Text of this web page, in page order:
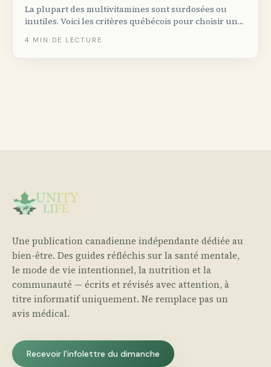
La plupart des multivitamines sont surdosées ou
inutiles. Voici les critères québécois pour choisir une
4 MIN DE LECTURE
Une publication canadienne indépendante dédiée au
bien-être. Des guides réfléchis sur la santé mentale,
le mode de vie intentionnel, la nutrition et la
communauté — écrits et révisés avec attention, à
titre informatif uniquement. Ne remplace pas un
avis médical.
Recevoir l’infolettre du dimanche